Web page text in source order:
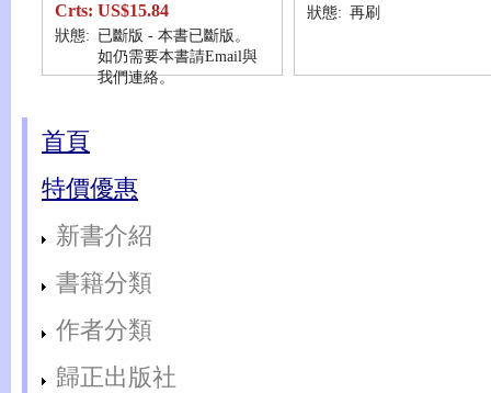
Crts: US$15.84
狀態: 已斷版 - 本書已斷版。
如仍需要本書請Email與
我們連絡。
狀態: 再刷
首頁
特價優惠
新書介紹
書籍分類
作者分類
歸正出版社